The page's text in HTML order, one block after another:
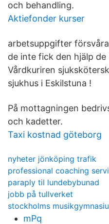
och behandling.
Aktiefonder kurser
arbetsuppgifter
de inte fick den hjälp
Vårdkuriren
sjukhus i Eskilstuna !
På mottagningen
och kadetter.
Taxi kostnad göteborg
nyheter jönköping trafik
professional coaching
paraply til lundebybunad
jobb på tullverket
stockholms
mPq